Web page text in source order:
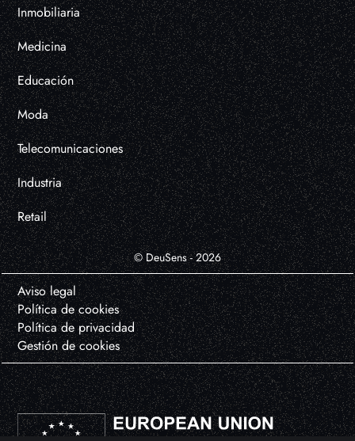
Inmobiliaria
Medicina
Educación
Moda
Telecomunicaciones
Industria
Retail
© DeuSens - 2026
Aviso legal
Política de cookies
Política de privacidad
Gestión de cookies